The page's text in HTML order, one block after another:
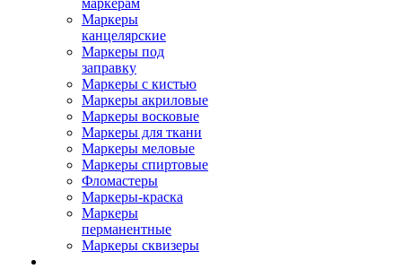
маркерам
Маркеры
канцелярские
Маркеры под
заправку
Маркеры с кистью
Маркеры акриловые
Маркеры восковые
Маркеры для ткани
Маркеры меловые
Маркеры спиртовые
Фломастеры
Маркеры-краска
Маркеры
перманентные
Маркеры сквизеры